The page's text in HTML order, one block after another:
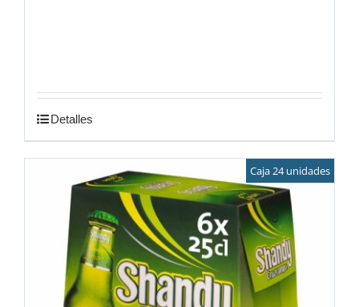
Detalles
Caja 24 unidades